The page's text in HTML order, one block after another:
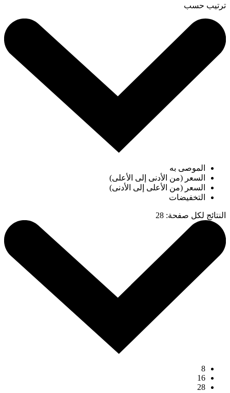
ترتيب حسب
الموصى به
السعر (من الأدنى إلى الأعلى)
السعر (من الأعلى إلى الأدنى)
التخفيضات
النتائج لكل صفحة:
28
8
16
28